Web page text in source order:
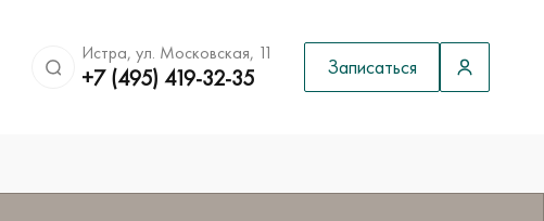
Истра, ул. Московская, 11
+7 (495) 419-32-35 Записаться